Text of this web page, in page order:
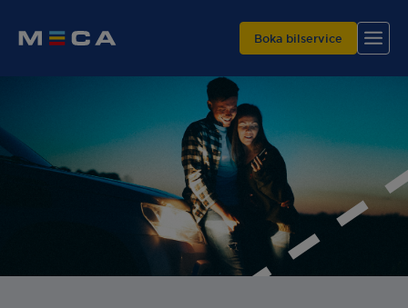
Hitta din verkstad
Boka bilservice